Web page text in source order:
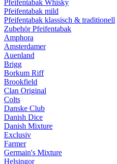
Pfeifentabak Whisky
Pfeifentabak mild
Pfeifentabak klassisch & traditionell
Zubehör Pfeifentabak
Amphora
Amsterdamer
Auenland
Brigg
Borkum Riff
Brookfield
Clan Original
Colts
Danske Club
Danish Dice
Danish Mixture
Exclusiv
Farmer
Germain's Mixture
Helsingor